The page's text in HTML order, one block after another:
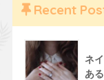
Recent
ネ
あ